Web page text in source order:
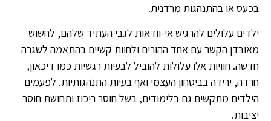
בכעס או בהתנהגות מרדנית.
ילדים עלולים להרגיש אי-וודאות לגבי העתיד שלהם, לחשוש
מאובדן הקשר עם אחד ההורים ולחוות קשיים בהתאמה לשגרה
חדשה. חוויות אלו עלולות להוביל לבעיות רגשיות כמו דיכאון,
חרדה, ירידה בביטחון העצמי ואף בעיות התנהגותיות. לפעמים
הילדים מתקשים גם בלימודים, בשל חוסר ריכוז ותחושת חוסר
יציבות.